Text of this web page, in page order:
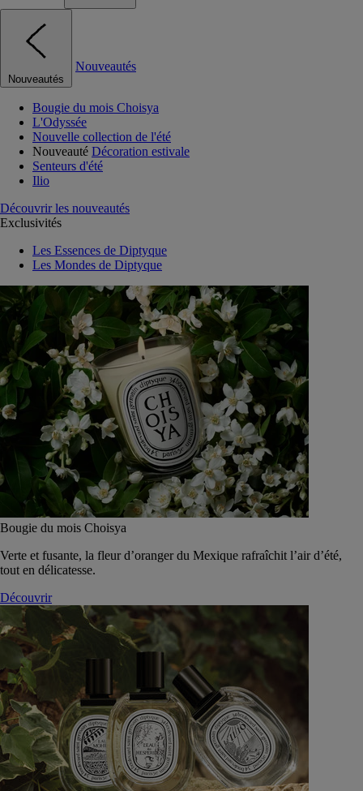
Nouveautés
Nouveautés
Bougie du mois Choisya
L'Odyssée
Nouvelle collection de l'été
Nouveauté Décoration estivale
Senteurs d'été
Ilio
Découvrir les nouveautés
Exclusivités
Les Essences de Diptyque
Les Mondes de Diptyque
Bougie du mois Choisya
Verte et fusante, la fleur d’oranger du Mexique rafraîchit l’air d’été,
tout en délicatesse.
Découvrir